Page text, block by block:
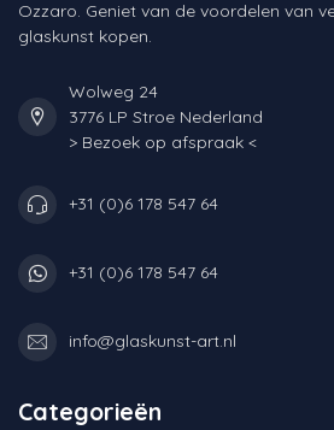
Ozzaro. Geniet van de voordelen van
glaskunst kopen.
Wolweg 24
3776 LP Stroe Nederland
> Bezoek op afspraak <
+31 (0)6 178 547 64
+31 (0)6 178 547 64
info@glaskunst-art.nl
Categorieën